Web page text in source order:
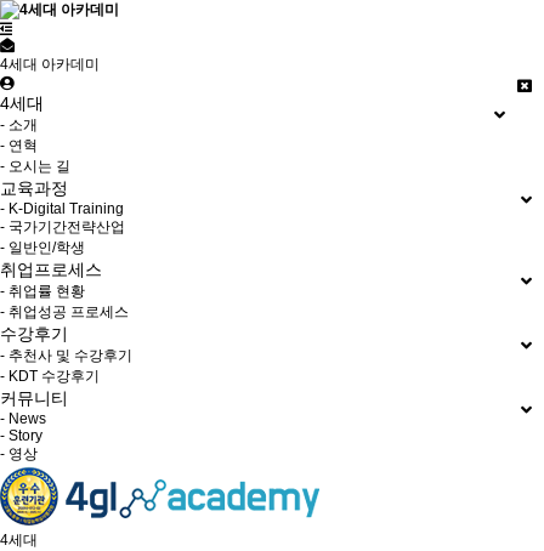
4세대 아카데미
4세대
- 소개
- 연혁
- 오시는 길
교육과정
- K-Digital Training
- 국가기간전략산업
- 일반인/학생
취업프로세스
- 취업률 현황
- 취업성공 프로세스
수강후기
- 추천사 및 수강후기
- KDT 수강후기
커뮤니티
- News
- Story
- 영상
4세대